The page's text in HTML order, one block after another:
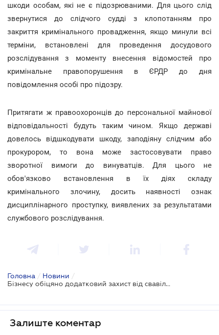
шкоди особам, які не є підозрюваними. Для цього слід
звернутися до слідчого судді з клопотанням про
закриття кримінального провадження, якщо минули всі
терміни, встановлені для проведення досудового
розслідування з моменту внесення відомостей про
кримінальне правопорушення в ЄРДР до дня
повідомлення особі про підозру.
Притягати ж правоохоронців до персональної майнової
відповідальності будуть таким чином. Якщо державі
довелось відшкодувати шкоду, заподіяну слідчим або
прокурором, то вона може застосовувати право
зворотної вимоги до винуватців. Для цього не
обов'язково встановлення в їх діях складу
кримінального злочину, досить наявності ознак
дисциплінарного проступку, виявлених за результатами
службового розслідування.
Головна / Новини /
Бізнесу обіцяно додатковий захист від свавілля правоохоронців
Залиште коментар